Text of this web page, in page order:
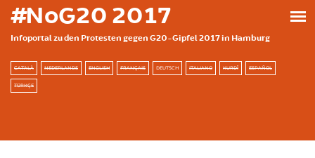
Skip to main content
#NoG20 2017
Infoportal zu den Protesten gegen G20-Gipfel 2017 in Hamburg
CATALÀ NEDERLANDS ENGLISH FRANÇAIS DEUTSCH ITALIANO KURDÎ ESPAÑOL
TÜRKÇE